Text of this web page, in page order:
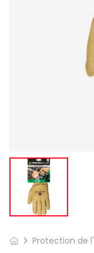
Protection de